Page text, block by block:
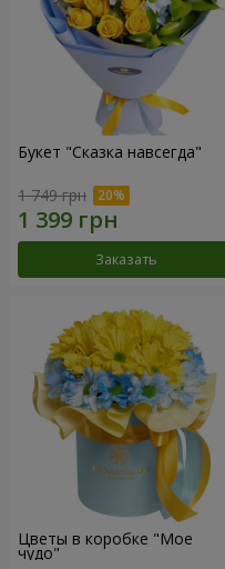
Букет "Сказка навсегда"
1 749 грн
Заказать
Цветы в коробке "Мое
чудо"